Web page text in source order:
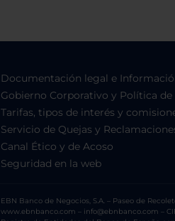
Documentación legal e
Gobierno Corporativo y Política de
Tarifas, tipos de interés y
Servicio de Quejas y
Canal Ético y de Acoso
Seguridad en la web
EBN Banco de Negocios, S.A. – Paseo de
www.ebnbanco.com – info@ebnbanco.com –